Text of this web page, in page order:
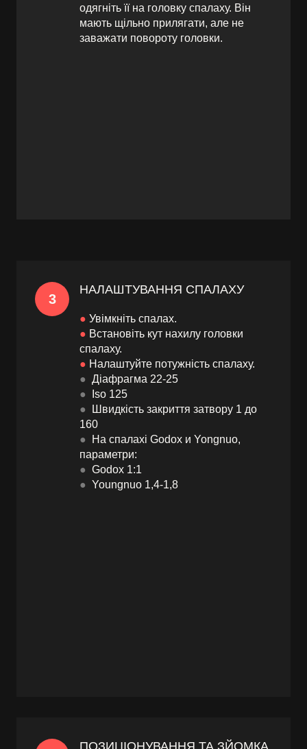
одягніть її на головку спалаху. Він
мають щільно прилягати, але не
заважати повороту головки.
3
НАЛАШТУВАННЯ СПАЛАХУ
● Увімкніть спалах.
● Встановіть кут нахилу головки
спалаху.
● Налаштуйте потужність спалаху.
● Діафрагма 22-25
●
Іso 125
●
Швидкість закриття затвору 1 до
160
●
На спалахі Godox и Yongnuo,
параметри:
● Godox 1:1
● Youngnuo 1,4-1,8
ПОЗИЦІОНУВАННЯ ТА ЗЙОМКА